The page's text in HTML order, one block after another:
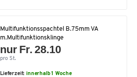
Multifunktionsspachtel B.75mm VA
m.Multifunktionsklinge
nur Fr. 28.10
pro St.
Lieferzeit:innerhalb 1 Woche